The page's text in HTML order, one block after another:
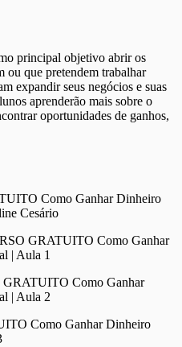
principal objetivo abrir os
ou que pretendem trabalhar
expandir seus negócios e suas
aprenderão mais sobre o
oportunidades de ganhos,
Como Ganhar Dinheiro
Cesário
GRATUITO Como Ganhar
| Aula 1
Como Ganhar
| Aula 2
Como Ganhar Dinheiro